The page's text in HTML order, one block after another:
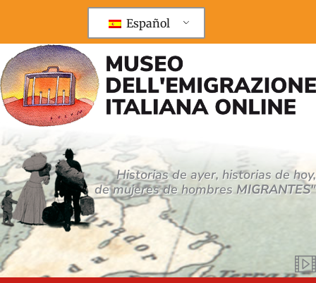
Español
Historias de ayer, historias de hoy,
de mujeres de hombresMIGRANTES"